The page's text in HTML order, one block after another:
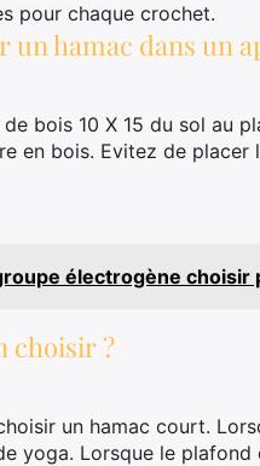
pour chaque crochet.
un hamac dans un
bois 10 X 15 du sol au
en bois. Evitez de
électrogène choisir
choisir ?
un hamac court.
yoga. Lorsque le